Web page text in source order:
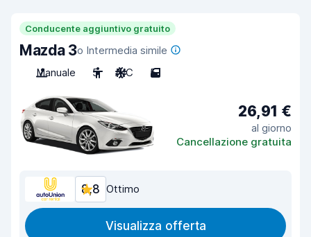
Conducente aggiuntivo gratuito
Mazda 3o Intermedia simile
Manuale
5 A/C 5
26,91 €
al giorno
Cancellazione gratuita
8,8 Ottimo
Visualizza offerta